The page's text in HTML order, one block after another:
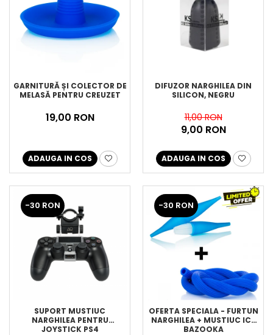
GARNITURĂ ȘI COLECTOR DE
MELASĂ PENTRU CREUZET
19,00 RON
ADAUGA IN COS
DIFUZOR NARGHILEA DIN
SILICON, NEGRU
11,00 RON
9,00 RON
ADAUGA IN COS
-30 RON
SUPORT MUSTIUC
NARGHILEA PENTRU
JOYSTICK PS4
-30 RON
OFERTA SPECIALA - FURTUN
NARGHILEA + MUSTIUC ICE
BAZOOKA